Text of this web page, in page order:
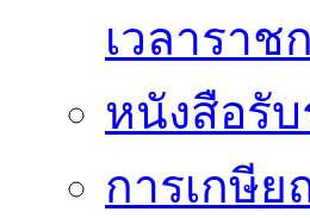
เวลาราช
หนังสือรับ
การเกษี